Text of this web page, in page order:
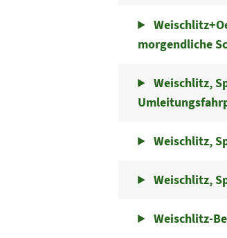
morgendliche
Weischlitz,
Weischlitz,
Weischlitz,
Weischlitz-